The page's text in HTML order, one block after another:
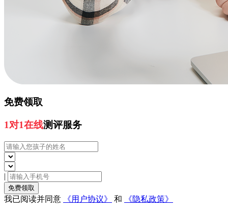
免费领取
1对1在线测评服务
|
免费领取
我已阅读并同意 《用户协议》 和 《隐私政策》